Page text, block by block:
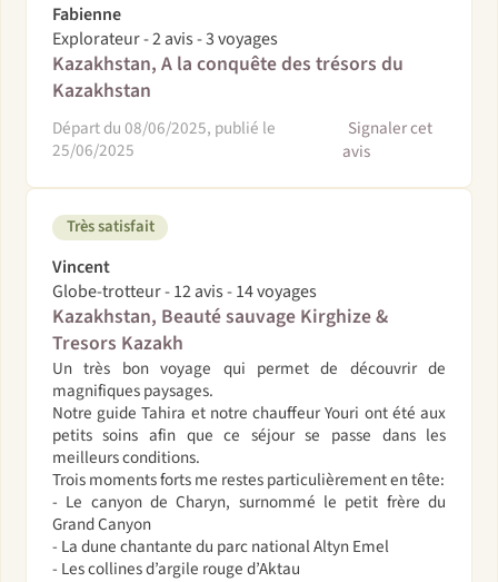
Fabienne
Explorateur - 2 avis - 3 voyages
Kazakhstan, A la conquête des trésors du
Kazakhstan
Départ du 08/06/2025, publié le
25/06/2025
Signaler cet
avis
Très satisfait
Vincent
Globe-trotteur - 12 avis - 14 voyages
Kazakhstan, Beauté sauvage Kirghize &
Tresors Kazakh
Un très bon voyage qui permet de découvrir de
magnifiques paysages.
Notre guide Tahira et notre chauffeur Youri ont été aux
petits soins afin que ce séjour se passe dans les
meilleurs conditions.
Trois moments forts me restes particulièrement en tête:
- Le canyon de Charyn, surnommé le petit frère du
Grand Canyon
- La dune chantante du parc national Altyn Emel
- Les collines d’argile rouge d’Aktau